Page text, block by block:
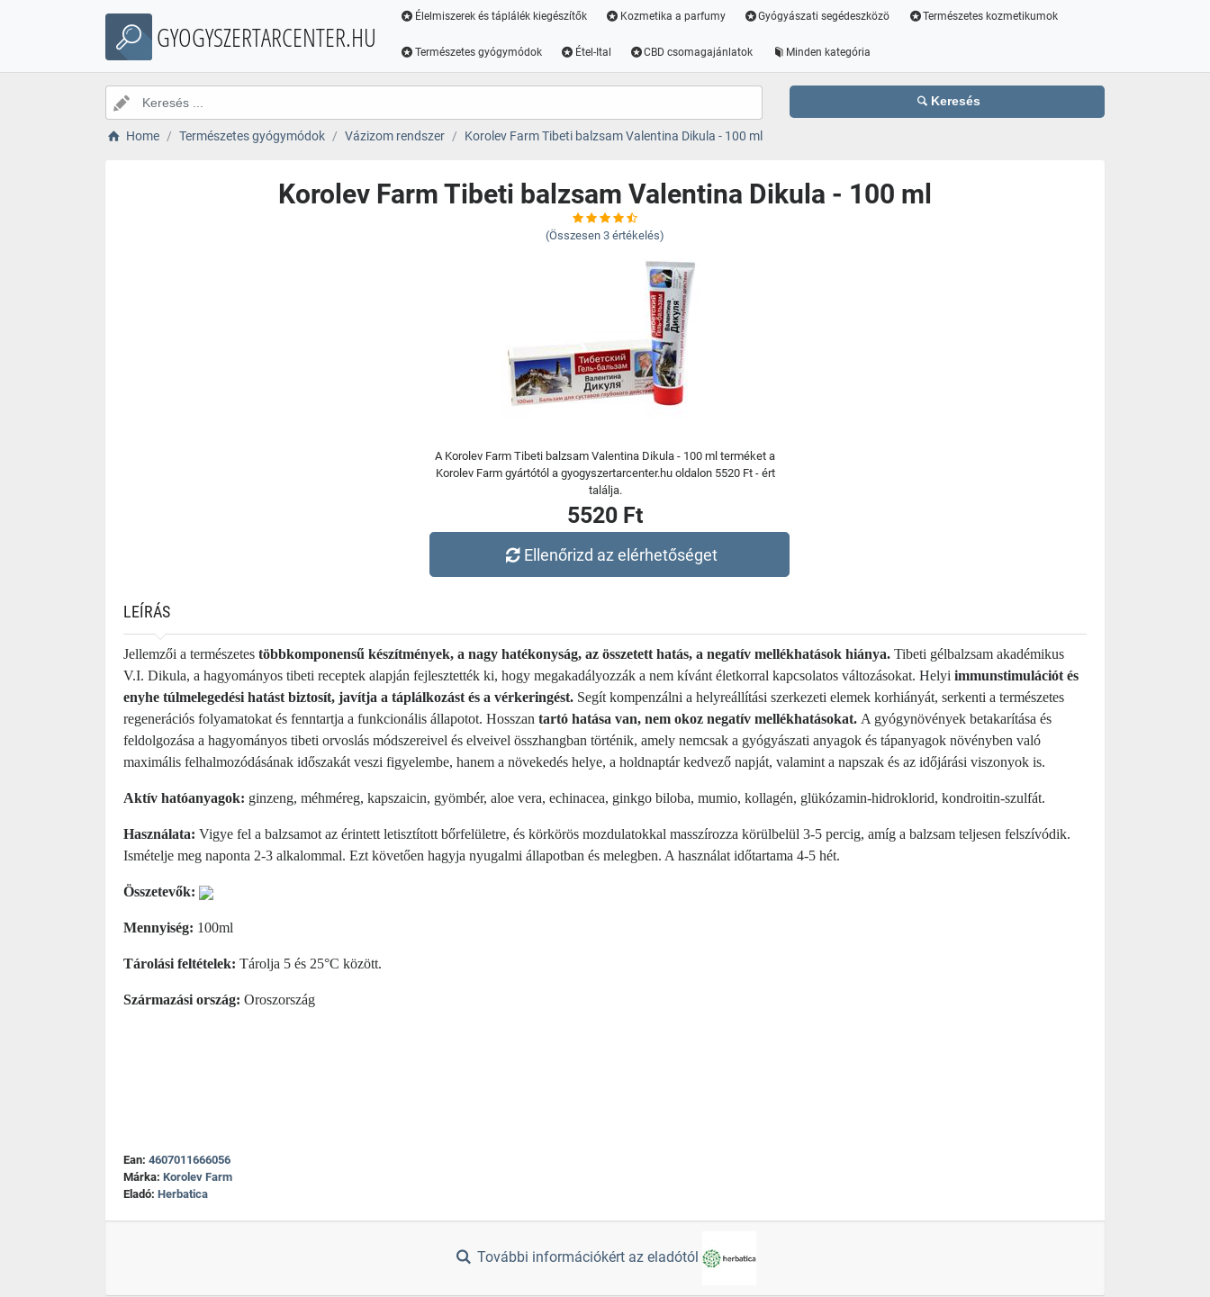
GYOGYSZERTARCENTER.HU
Élelmiszerek és táplálék kiegészítők Kozmetika a parfumy Gyógyászati segédeszközö Természetes kozmetikumok
Természetes gyógymódok Étel-Ital CBD csomagajánlatok Minden kategória
Keresés
Home Természetes gyógymódok Vázizom rendszer Korolev Farm Tibeti balzsam Valentina Dikula - 100 ml
Korolev Farm Tibeti balzsam Valentina Dikula - 100 ml
(Összesen 3 értékelés)
A Korolev Farm Tibeti balzsam Valentina Dikula - 100 ml terméket a
Korolev Farm gyártótól a gyogyszertarcenter.hu oldalon 5520 Ft - ért
találja.
5520 Ft
Ellenőrizd az elérhetőséget
LEÍRÁS
Jellemzői a természetes többkomponensű készítmények, a nagy hatékonyság, az összetett hatás, a negatív mellékhatások hiánya. Tibeti gélbalzsam akadémikus
V.I. Dikula, a hagyományos tibeti receptek alapján fejlesztették ki, hogy megakadályozzák a nem kívánt életkorral kapcsolatos változásokat. Helyi immunstimulációt és
enyhe túlmelegedési hatást biztosít, javítja a táplálkozást és a vérkeringést. Segít kompenzálni a helyreállítási szerkezeti elemek korhiányát, serkenti a természetes
regenerációs folyamatokat és fenntartja a funkcionális állapotot. Hosszan tartó hatása van, nem okoz negatív mellékhatásokat. A gyógynövények betakarítása és
feldolgozása a hagyományos tibeti orvoslás módszereivel és elveivel összhangban történik, amely nemcsak a gyógyászati ​​anyagok és tápanyagok növényben való
maximális felhalmozódásának időszakát veszi figyelembe, hanem a növekedés helye, a holdnaptár kedvező napját, valamint a napszak és az időjárási viszonyok is.
Aktív hatóanyagok: ginzeng, méhméreg, kapszaicin, gyömbér, aloe vera, echinacea, ginkgo biloba, mumio, kollagén, glükózamin-hidroklorid, kondroitin-szulfát.
Használata: Vigye fel a balzsamot az érintett letisztított bőrfelületre, és körkörös mozdulatokkal masszírozza körülbelül 3-5 percig, amíg a balzsam teljesen felszívódik.
Ismételje meg naponta 2-3 alkalommal. Ezt követően hagyja nyugalmi állapotban és melegben. A használat időtartama 4-5 hét.
Összetevők:
Mennyiség: 100ml
Tárolási feltételek: Tárolja 5 és 25°C között.
Származási ország: Oroszország
Ean: 4607011666056
Márka: Korolev Farm
Eladó: Herbatica
További információkért az eladótól